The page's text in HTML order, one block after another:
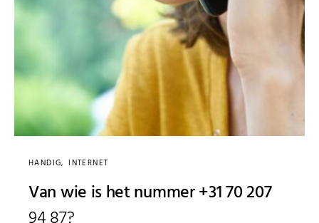
HANDIG INTERNET
Van wie is het nummer +31 70 207